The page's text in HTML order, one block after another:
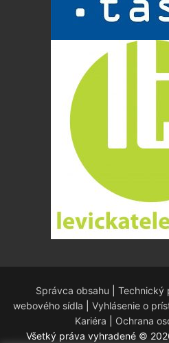
Správca obsahu Technický
webového sídla
Vyhlásenie o
Kariéra
Ochrana
Všetký práva vyhradené ©